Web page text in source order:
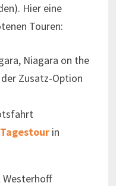
Hier eine
Touren:
Niagara on the
Zusatz-Option
in